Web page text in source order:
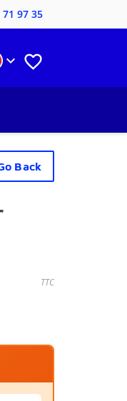
71 97 35
 
Back
TTC